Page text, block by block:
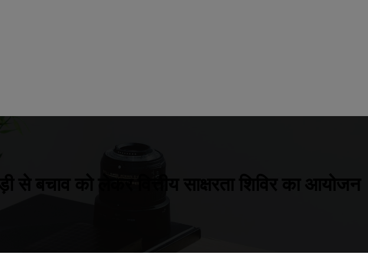
से बचाव को लेकर वित्तीय साक्षरता शिविर का आयोजन